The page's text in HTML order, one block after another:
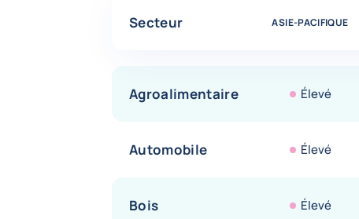
Secteur ASIE-PACIFIQUE
Agroalimentaire Élevé
Automobile Élevé
Bois Élevé